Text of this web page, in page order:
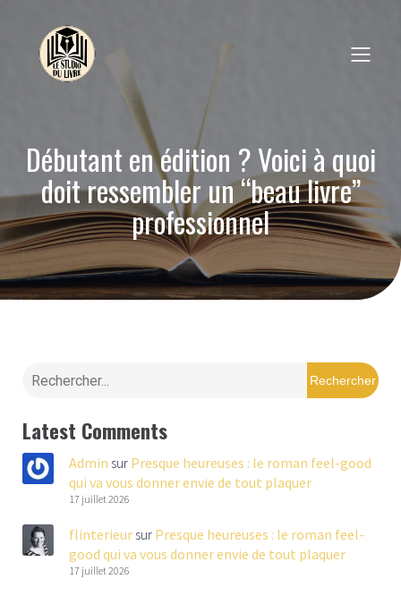
Débutant en édition ? Voici à quoi
doit ressembler un “beau livre”
professionnel
Rechercher
Latest Comments
Admin sur Presque heureuses : le roman feel-good
qui va vous donner envie de tout plaquer
17 juillet 2026
flinterieur sur Presque heureuses : le roman feel-
good qui va vous donner envie de tout plaquer
17 juillet 2026